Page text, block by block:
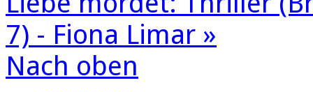
7) - Fiona Limar »
Nach oben